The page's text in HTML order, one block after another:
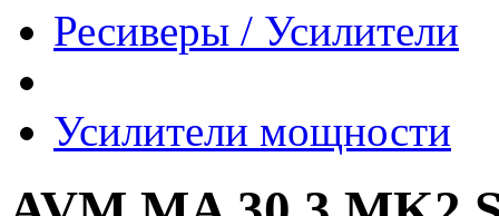
Ресиверы / Усилители
Усилители мощности